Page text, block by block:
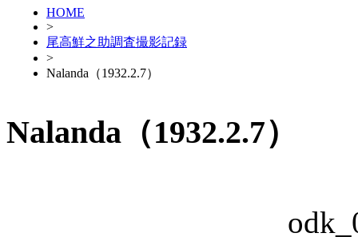
HOME
>
尾高鮮之助調査撮影記録
>
Nalanda（1932.2.7）
Nalanda（1932.2.7）